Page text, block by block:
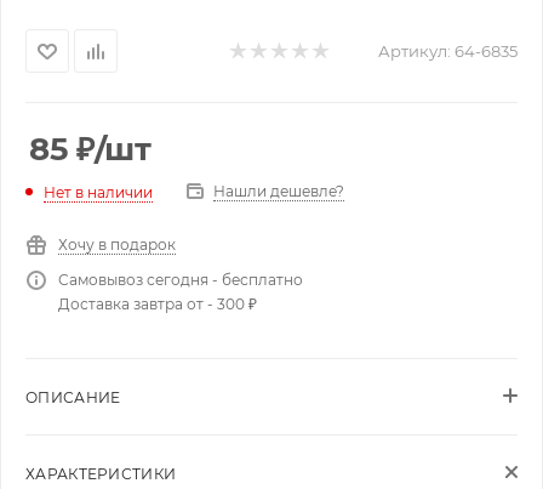
Артикул: 64-6835
85 ₽/шт
Нет в наличии Нашли дешевле?
Хочу в подарок
Самовывоз сегодня - бесплатно
Доставка завтра от - 300 ₽
ОПИСАНИЕ
ХАРАКТЕРИСТИКИ